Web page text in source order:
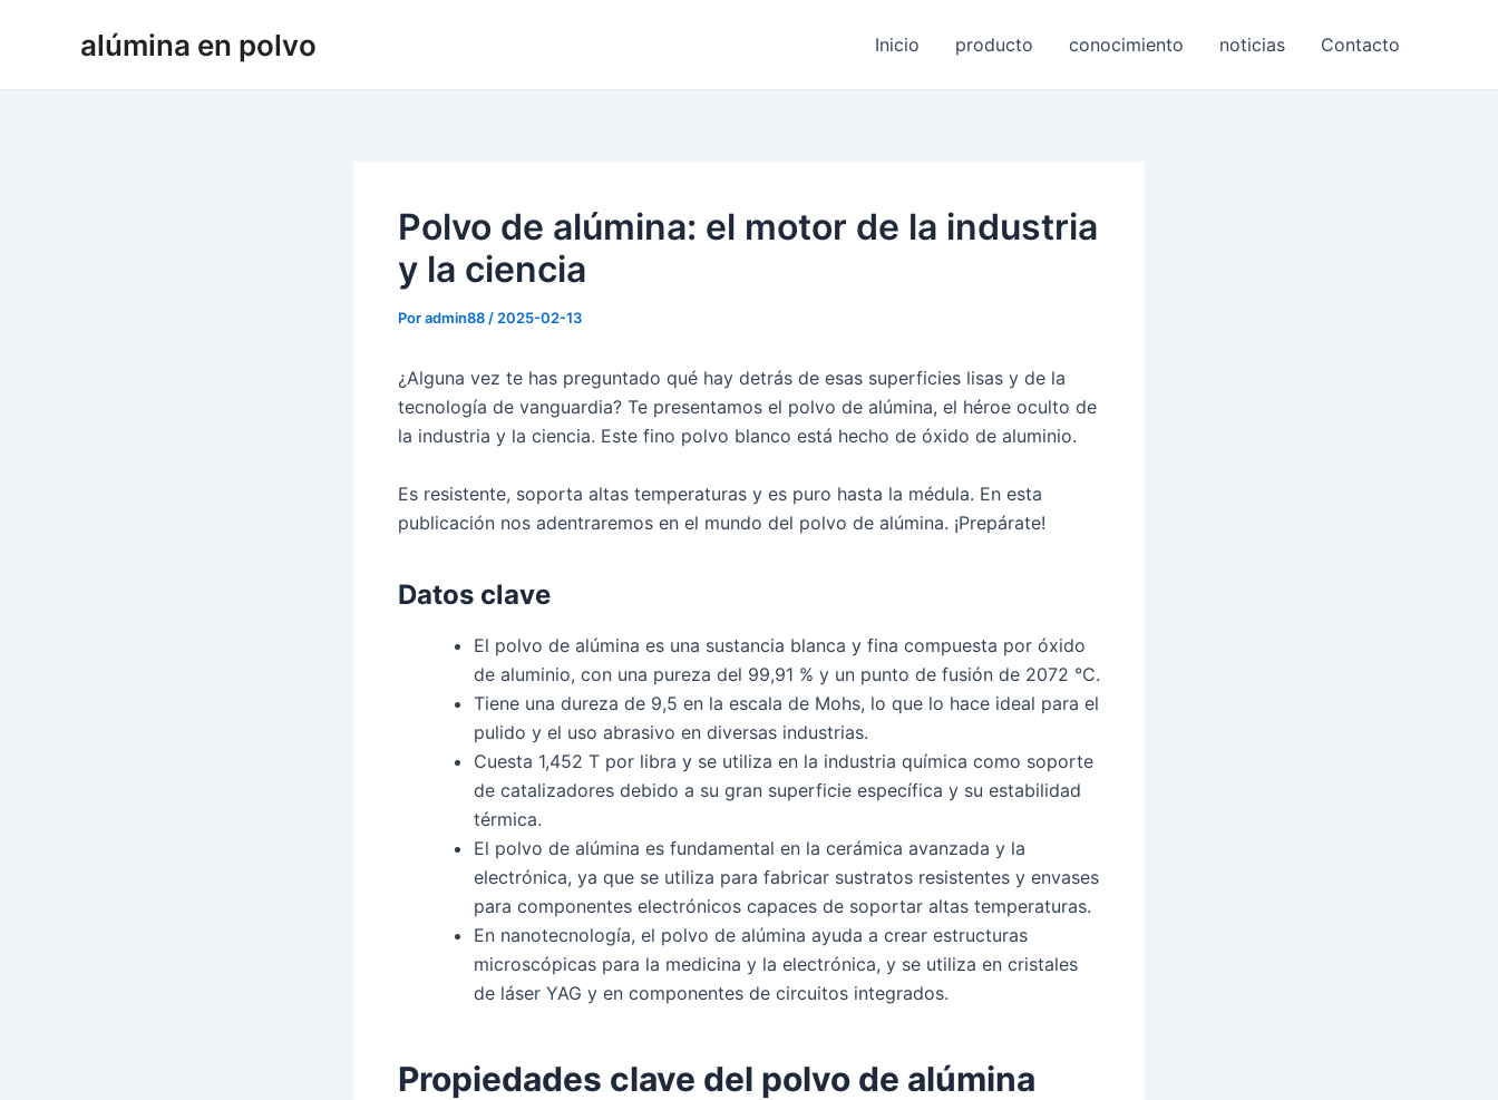
alúmina en polvo Inicio producto conocimiento noticias Contacto
Polvo de alúmina: el motor de la industria
y la ciencia
Poradmin88 / 2025-02-13
¿Alguna vez te has preguntado qué hay detrás de esas superficies lisas y de la
tecnología de vanguardia? Te presentamos el polvo de alúmina, el héroe oculto de
la industria y la ciencia. Este fino polvo blanco está hecho de óxido de aluminio.
Es resistente, soporta altas temperaturas y es puro hasta la médula. En esta
publicación nos adentraremos en el mundo del polvo de alúmina. ¡Prepárate!
Datos clave
El polvo de alúmina es una sustancia blanca y fina compuesta por óxido
de aluminio, con una pureza del 99,91 % y un punto de fusión de 2072 °C.
Tiene una dureza de 9,5 en la escala de Mohs, lo que lo hace ideal para el
pulido y el uso abrasivo en diversas industrias.
Cuesta 1,452 T por libra y se utiliza en la industria química como soporte
de catalizadores debido a su gran superficie específica y su estabilidad
térmica.
El polvo de alúmina es fundamental en la cerámica avanzada y la
electrónica, ya que se utiliza para fabricar sustratos resistentes y envases
para componentes electrónicos capaces de soportar altas temperaturas.
En nanotecnología, el polvo de alúmina ayuda a crear estructuras
microscópicas para la medicina y la electrónica, y se utiliza en cristales
de láser YAG y en componentes de circuitos integrados.
Propiedades clave del polvo de alúmina